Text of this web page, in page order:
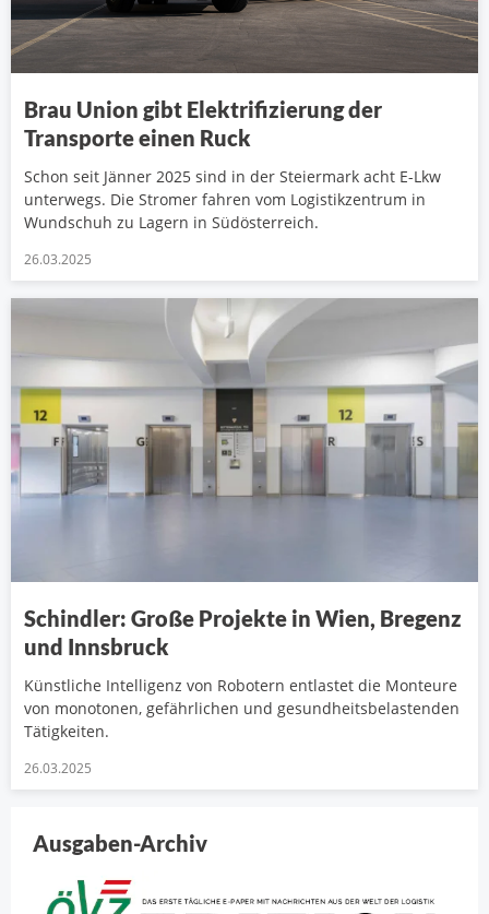
Brau Union gibt Elektrifizierung der
Transporte einen Ruck
Schon seit Jänner 2025 sind in der Steiermark acht E-Lkw
unterwegs. Die Stromer fahren vom Logistikzentrum in
Wundschuh zu Lagern in Südösterreich.
26.03.2025
Schindler: Große Projekte in Wien, Bregenz
und Innsbruck
Künstliche Intelligenz von Robotern entlastet die Monteure
von monotonen, gefährlichen und gesundheitsbelastenden
Tätigkeiten.
26.03.2025
Ausgaben-Archiv